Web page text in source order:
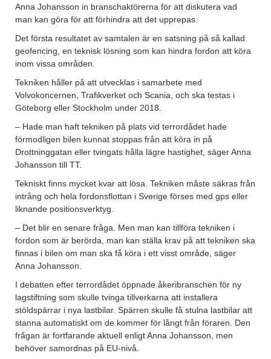
Anna Johansson in branschaktörerna för att diskutera vad
man kan göra för att förhindra att det upprepas.
Det första resultatet av samtalen är en satsning på så kallad
geofencing, en teknisk lösning som kan hindra fordon att köra
inom vissa områden.
Tekniken håller på att utvecklas i samarbete med
Volvokoncernen, Trafikverket och Scania, och ska testas i
Göteborg eller Stockholm under 2018.
– Hade man haft tekniken på plats vid terrordådet hade
förmodligen bilen kunnat stoppas från att köra in på
Drottninggatan eller tvingats hålla lägre hastighet, säger Anna
Johansson till TT.
Tekniskt finns mycket kvar att lösa. Tekniken måste säkras från
intrång och hela fordonsflottan i Sverige förses med gps eller
liknande positionsverktyg.
– Det blir en senare fråga. Men man kan tillföra tekniken i
fordon som är berörda, man kan ställa krav på att tekniken ska
finnas i bilen om man ska få köra i ett visst område, säger
Anna Johansson.
I debatten efter terrordådet öppnade åkeribranschen för ny
lagstiftning som skulle tvinga tillverkarna att installera
stöldspärrar i nya lastbilar. Spärren skulle få stulna lastbilar att
stanna automatiskt om de kommer för långt från föraren. Den
frågan är fortfarande aktuell enligt Anna Johansson, men
behöver samordnas på EU-nivå.